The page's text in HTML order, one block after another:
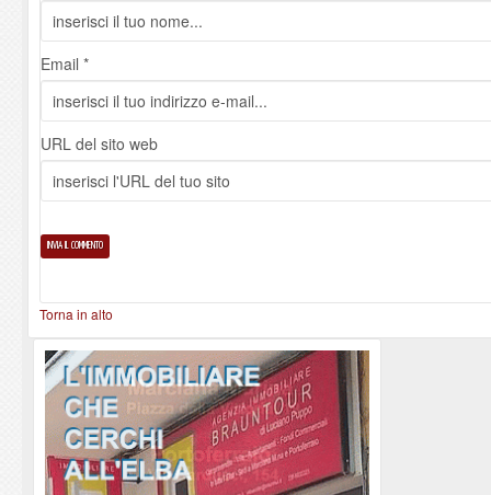
Email *
URL del sito web
Torna in alto